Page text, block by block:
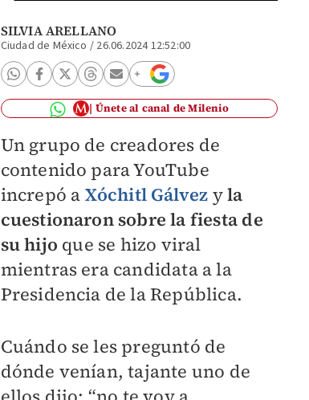
SILVIA ARELLANO
Ciudad de México / 26.06.2024 12:52:00
Únete al canal de Milenio
Un grupo de creadores de
contenido para YouTube
increpó a Xóchitl Gálvez yla
cuestionaron sobre la fiesta de
su hijo que se hizo viral
mientras era candidata a la
Presidencia de la República.
Cuándo se les preguntó de
dónde venían, tajante uno de